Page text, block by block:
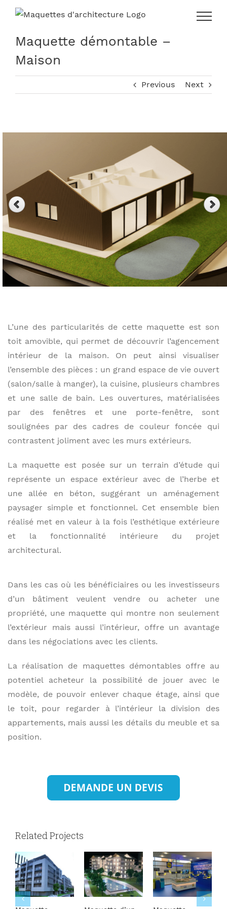
Skip
contentMaquette démontable –
Maison
Previous Next
L’une des particularités de cette maquette est son
toit amovible, qui permet de découvrir l’agencement
intérieur de la maison. On peut ainsi visualiser
l’ensemble des pièces : un grand espace de vie ouvert
(salon/salle à manger), la cuisine, plusieurs chambres
et une salle de bain. Les ouvertures, matérialisées
par des fenêtres et une porte-fenêtre, sont
soulignées par des cadres de couleur foncée qui
contrastent joliment avec les murs extérieurs.
La maquette est posée sur un terrain d’étude qui
représente un espace extérieur avec de l’herbe et
une allée en béton, suggérant un aménagement
paysager simple et fonctionnel. Cet ensemble bien
réalisé met en valeur à la fois l’esthétique extérieure
et la fonctionnalité intérieure du projet
architectural.
Dans les cas où les bénéficiaires ou les investisseurs
d’un bâtiment veulent vendre ou acheter une
propriété, une maquette qui montre non seulement
l’extérieur mais aussi l’intérieur, offre un avantage
dans les négociations avec les clients.
La réalisation de maquettes démontables offre au
potentiel acheteur la possibilité de jouer avec le
modèle, de pouvoir enlever chaque étage, ainsi que
le toit, pour regarder à l’intérieur la division des
appartements, mais aussi les détails du meuble et sa
position.
Related Projects